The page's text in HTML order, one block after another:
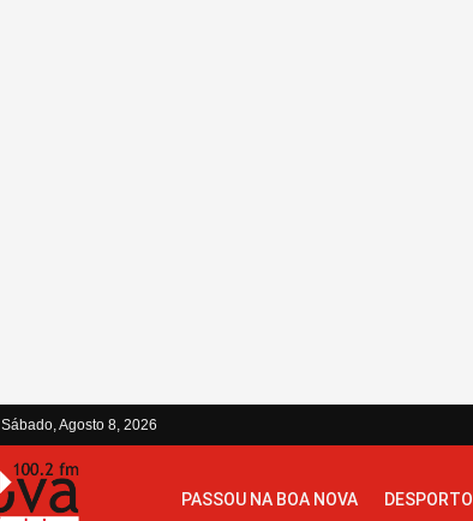
Sábado, Agosto 8, 2026
PASSOU NA BOA NOVA DESPORTO